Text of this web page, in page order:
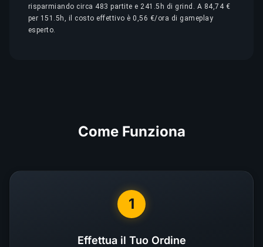
risparmiando circa 483 partite e 241.5h di grind. A 84,74 €
per 151.5h, il costo effettivo è 0,56 €/ora di gameplay
esperto.
Come Funziona
1
Effettua il Tuo Ordine